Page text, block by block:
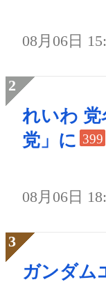
08月06日
れいわ
党」に 399
08月06日
ガンダム